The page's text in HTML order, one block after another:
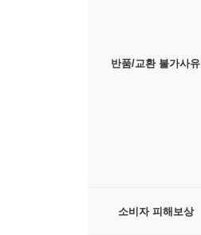
반품/교환 불가사유
소비자 피해보상